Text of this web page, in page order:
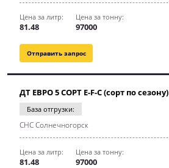
Отправить запрос
Цена за литр:
81.48
Цена за тонну:
97000
ДТ ЕВРО 5 СОРТ E-F-C (сорт по сезону)
База отгрузки:
СНС Солнечногорск
Цена за литр:
81.48
Цена за тонну:
97000